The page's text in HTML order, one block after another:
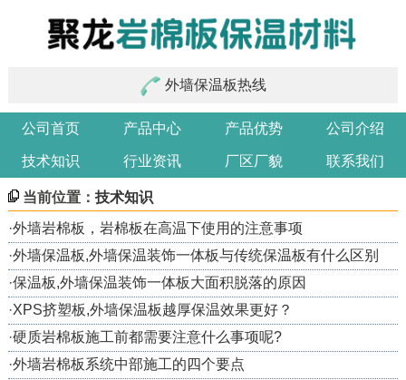
外墙保温板热线
公司首页 产品中心 产品优势 公司介绍
技术知识 行业资讯 厂区厂貌 联系我们
当前位置： 技术知识
·外墙岩棉板，岩棉板在高温下使用的注意事项
·外墙保温板,外墙保温装饰一体板与传统保温板有什么区别
·保温板,外墙保温装饰一体板大面积脱落的原因
·XPS挤塑板,外墙保温板越厚保温效果更好？
·硬质岩棉板施工前都需要注意什么事项呢?
·外墙岩棉板系统中部施工的四个要点